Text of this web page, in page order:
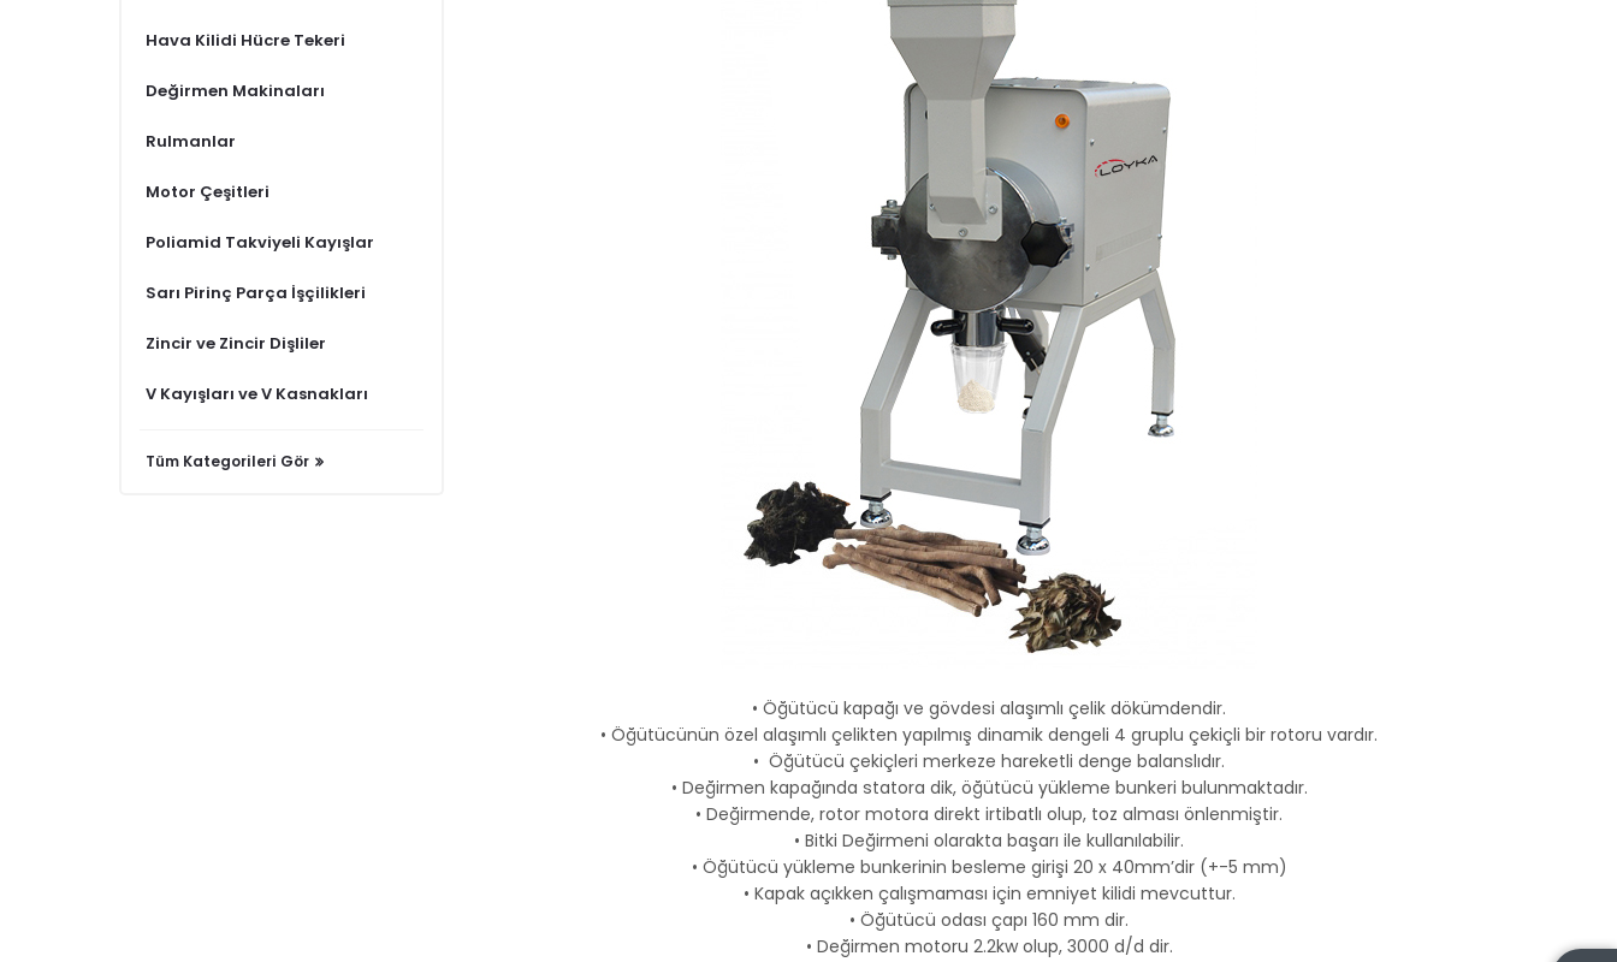
Hava Kilidi Hücre Tekeri
Değirmen Makinaları
Rulmanlar
Motor Çeşitleri
Poliamid Takviyeli Kayışlar
Sarı Pirinç Parça İşçilikleri
Zincir ve Zincir Dişliler
V Kayışları ve V Kasnakları
Tüm Kategorileri Gör
• Öğütücü kapağı ve gövdesi alaşımlı çelik dökümdendir.
• Öğütücünün özel alaşımlı çelikten yapılmış dinamik dengeli 4 gruplu çekiçli bir rotoru vardır.
• Öğütücü çekiçleri merkeze hareketli denge balanslıdır.
• Değirmen kapağında statora dik, öğütücü yükleme bunkeri bulunmaktadır.
• Değirmende, rotor motora direkt irtibatlı olup, toz alması önlenmiştir.
• Bitki Değirmeni olarakta başarı ile kullanılabilir.
• Öğütücü yükleme bunkerinin besleme girişi 20 x 40mm’dir (+-5 mm)
• Kapak açıkken çalışmaması için emniyet kilidi mevcuttur.
• Öğütücü odası çapı 160 mm dir.
• Değirmen motoru 2.2kw olup, 3000 d/d dir.